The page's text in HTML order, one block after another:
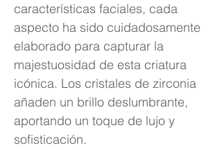
características faciales, cada
aspecto ha sido cuidadosamente
elaborado para capturar la
majestuosidad de esta criatura
icónica. Los cristales de zirconia
añaden un brillo deslumbrante,
aportando un toque de lujo y
sofisticación.